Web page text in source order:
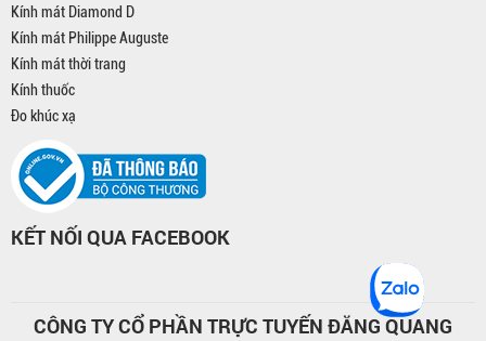
Kính mát Diamond D
Kính mát Philippe Auguste
Kính mát thời trang
Kính thuốc
Đo khúc xạ
KẾT NỐI QUA FACEBOOK
CÔNG TY CỔ PHẦN TRỰC TUYẾN ĐĂNG QUANG